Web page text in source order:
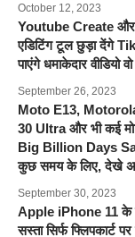
October 12, 2023
Youtube Create और
एडिटिंग टूल छुड़ा देंगे
पाएंगे धमाकेदार वीडियो
September 26, 2023
Moto E13,
30 Ultra और भी कई
Big Billion Days
कुछ समय के लिए, देखे
September 30, 2023
Apple iPhone 11 के
सस्ता सिर्फ फ्लिपकार्ट